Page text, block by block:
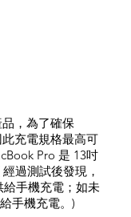
，為了確保
充電規格最高可
Pro 是 13吋
過測試後發現，
給手機充電；如未
手機充電。)